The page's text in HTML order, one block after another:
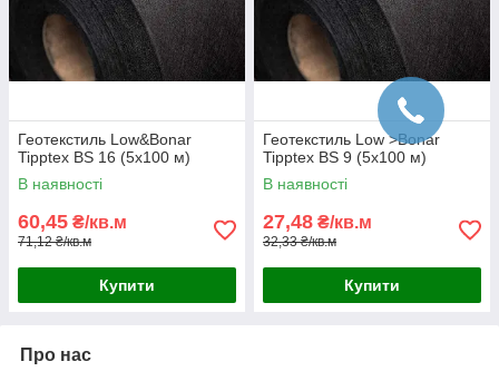
Геотекстиль Low&Bonar
Tipptex BS 16 (5x100 м)
В наявності
60,45 ₴/кв.м
71,12 ₴/кв.м
Купити
Геотекстиль Low >Bonar
Tipptex BS 9 (5x100 м)
В наявності
27,48 ₴/кв.м
32,33 ₴/кв.м
Купити
Про нас